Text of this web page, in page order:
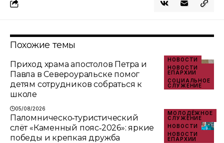
Похожие темы
НОВОСТИ
НОВОСТИ
ЕПАРХИИ
СОЦИАЛЬНОЕ
СЛУЖЕНИЕ
Приход храма апостолов Петра и
Павла в Североуральске помог
детям сотрудников собраться к
школе
05/08/2026
МОЛОДЁЖНОЕ
СЛУЖЕНИЕ
НОВОСТИ
НОВОСТИ
ЕПАРХИИ
Паломническо‑туристический
слёт «Каменный пояс‑2026»: яркие
победы и крепкая дружба